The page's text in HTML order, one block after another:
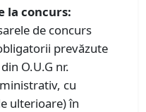
la concurs:
de concurs
prevăzute
O.U.G nr.
cu
ulterioare) în